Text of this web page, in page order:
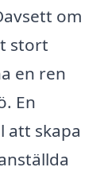
om
stort
en ren
En
att skapa